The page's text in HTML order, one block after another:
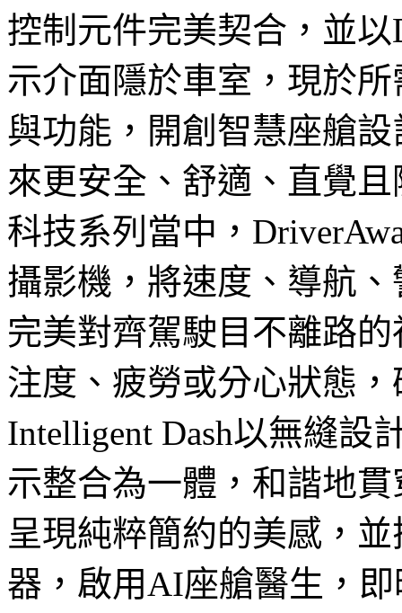
控制元件完美契合，並以
示介面隱於車室，現於
與功能，開創智慧座艙
來更安全、舒適、直覺
科技系列當中，
攝影機，將速度、導航
完美對齊駕駛目不離路
注度、疲勞或分心狀態
Intelligent Dash以無縫設
示整合為一體，和諧地
呈現純粹簡約的美感，
器，啟用AI座艙醫生，